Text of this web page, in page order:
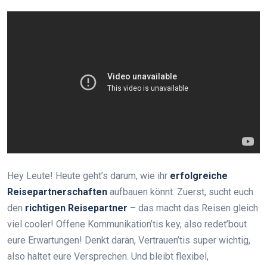
Hey Leute! Heute geht’s darum, wie ihr erfolgreiche
Reisepartnerschaften aufbauen könnt. Zuerst, sucht euch
den richtigen Reisepartner – das macht das Reisen gleich
viel cooler! Offene Kommunikation’tis key, also redet’bout
eure Erwartungen! Denkt daran, Vertrauen’tis super wichtig,
also haltet eure Versprechen. Und bleibt flexibel,